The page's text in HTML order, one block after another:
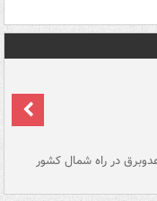
در راه شمال کشور